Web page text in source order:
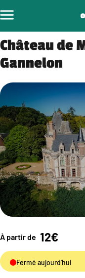
au
contenu
Château de
Gannelon
À partir de 12€
Fermé aujourd'hui